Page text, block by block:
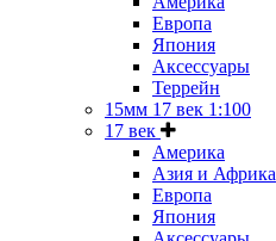
Европа
Япония
Аксессуары
Террейн
15мм 17 век 1:100
17 век
Америка
Азия и Африка
Европа
Япония